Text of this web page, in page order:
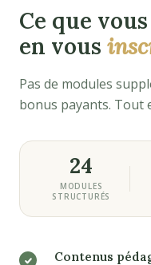
Ce que
en vous
Pas de modules
bonus payants. Tout
24
MODULES
STRUCTURÉS
Contenus